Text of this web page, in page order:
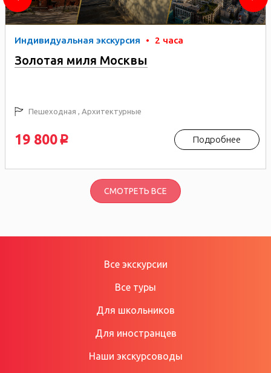
Индивидуальная экскурсия • 2 часа
Золотая миля Москвы
Пешеходная , Архитектурные
19 800 p Подробнее
СМОТРЕТЬ ВСЕ
Все экскурсии
Все туры
Для школьников
Для иностранцев
Наши экскурсоводы